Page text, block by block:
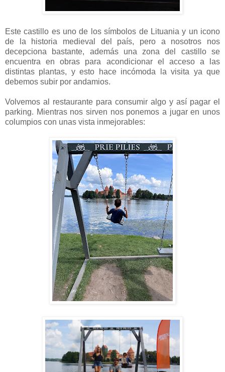
Este castillo es uno de los símbolos de Lituania y un icono
de la historia medieval del país, pero a nosotros nos
decepciona bastante, además una zona del castillo se
encuentra en obras para acondicionar el acceso a las
distintas plantas, y esto hace incómoda la visita ya que
debemos subir por andamios.
Volvemos al restaurante para consumir algo y así pagar el
parking. Mientras nos sirven nos ponemos a jugar en unos
columpios con unas vista inmejorables: